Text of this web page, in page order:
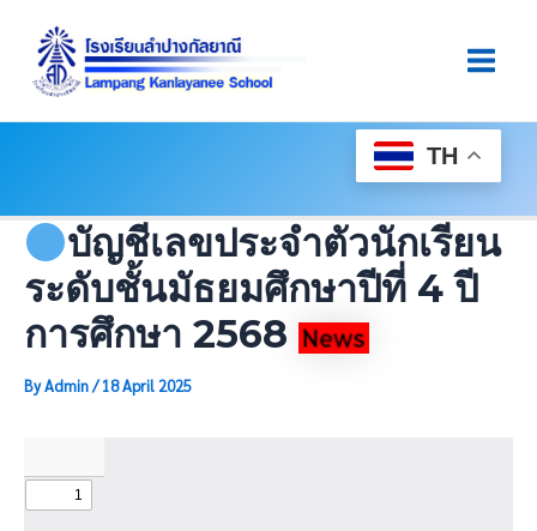
Content
TH
บัญชีเลขประจำตัวนักเรียน
ระดับชั้นมัธยมศึกษาปีที่ 4 ปี
การศึกษา 2568
ByAdmin/18 April 2025
Navigation